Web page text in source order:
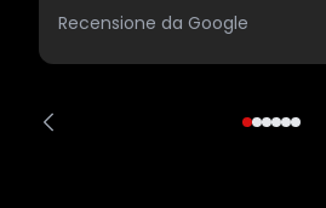
Recensione da Google